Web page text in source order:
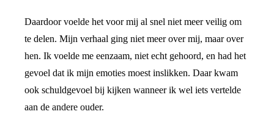
Daardoor voelde het voor mij al snel niet meer veilig om
te delen. Mijn verhaal ging niet meer over mij, maar over
hen. Ik voelde me eenzaam, niet echt gehoord, en had het
gevoel dat ik mijn emoties moest inslikken. Daar kwam
ook schuldgevoel bij kijken wanneer ik wel iets vertelde
aan de andere ouder.